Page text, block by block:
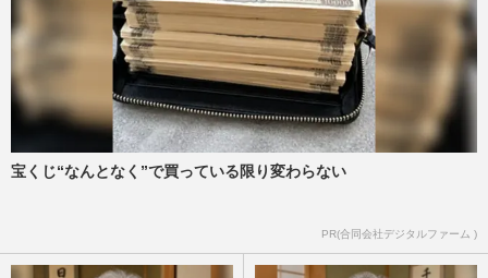
宝くじ“なんとなく”で買っている限り変わらない
PR(合同会社デジタルファーム )